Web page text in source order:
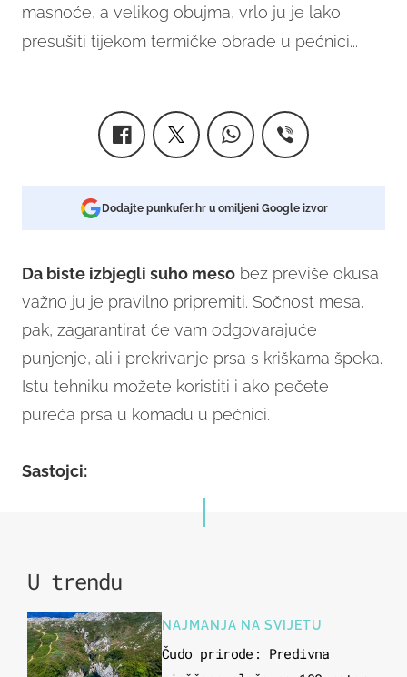
masnoće, a velikog obujma, vrlo ju je lako
presušiti tijekom termičke obrade u pećnici...
Dodajte punkufer.hr u omiljeni Google izvor
Da biste izbjegli suho meso bez previše okusa
važno ju je pravilno pripremiti. Sočnost mesa,
pak, zagarantirat će vam odgovarajuće
punjenje, ali i prekrivanje prsa s kriškama špeka.
Istu tehniku možete koristiti i ako pečete
pureća prsa u komadu u pećnici.
Sastojci:
U trendu
NAJMANJA NA SVIJETU
Čudo prirode: Predivna